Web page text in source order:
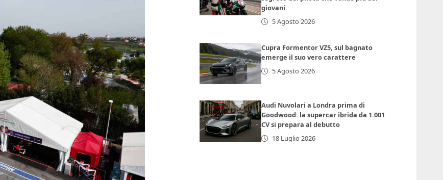
giovani
5 Agosto 2026
Cupra Formentor VZ5, sul bagnato
emerge il suo vero carattere
5 Agosto 2026
Audi Nuvolari a Londra prima di
Goodwood: la supercar ibrida da 1.001
CV si prepara al debutto
18 Luglio 2026